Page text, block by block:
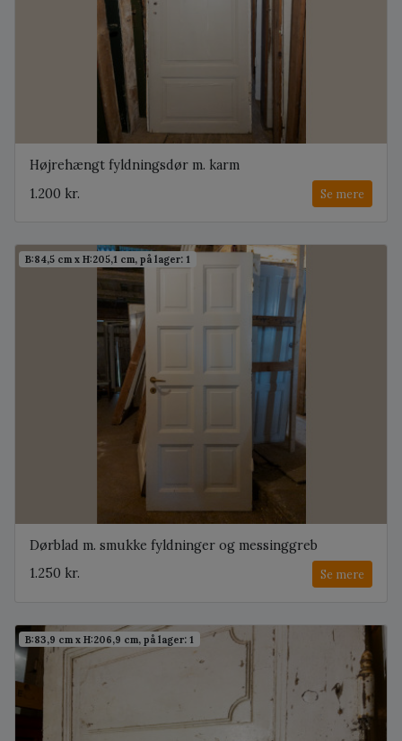
Højrehængt fyldningsdør m. karm
1.200 kr.
Se mere
B:84,5 cm x H:205,1 cm, på lager: 1
Dørblad m. smukke fyldninger og messinggreb
1.250 kr.
Se mere
B:83,9 cm x H:206,9 cm, på lager: 1